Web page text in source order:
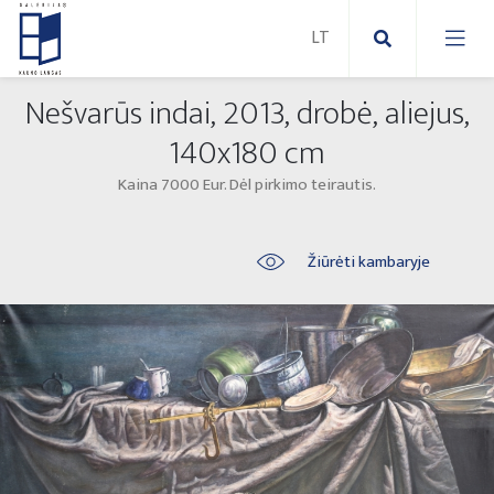
Nauji paveikslai
Abstraktūs paveikslai
Modernūs paveikslai
Paveikslai ant drobės
Paveikslai ant popieriaus
Naujos skulptūros
Liaudies skulptūros
Parodos 2025
Nešvarūs indai, 2013, drobė, aliejus,
140x180 cm
Kaina 7000 Eur. Dėl pirkimo teirautis.
Žiūrėti kambaryje